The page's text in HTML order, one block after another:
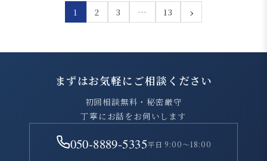
1 2 3 … 13 ›
まずはお気軽にご相談ください
初回相談無料・秘密厳守
丁寧にお話をお伺いします
050-8889-5335平日 9:00～18:00